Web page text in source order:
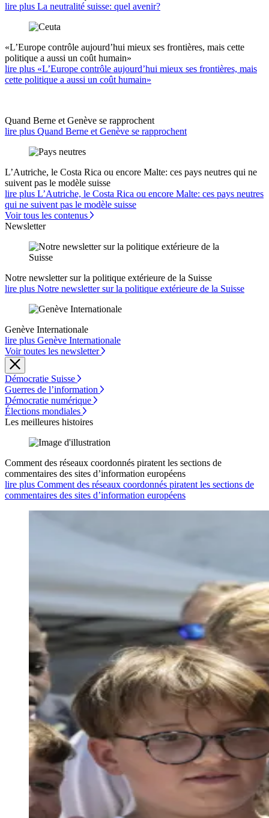
lire plus La neutralité suisse: quel avenir?
«L’Europe contrôle aujourd’hui mieux ses frontières, mais cette
politique a aussi un coût humain»
lire plus «L’Europe contrôle aujourd’hui mieux ses frontières, mais
cette politique a aussi un coût humain»
Quand Berne et Genève se rapprochent
lire plus Quand Berne et Genève se rapprochent
L’Autriche, le Costa Rica ou encore Malte: ces pays neutres qui ne
suivent pas le modèle suisse
lire plus L’Autriche, le Costa Rica ou encore Malte: ces pays neutres
qui ne suivent pas le modèle suisse
Voir tous les contenus
Newsletter
Notre newsletter sur la politique extérieure de la Suisse
lire plus Notre newsletter sur la politique extérieure de la Suisse
Genève Internationale
lire plus Genève Internationale
Voir toutes les newsletter
Démocratie Suisse
Guerres de l’information
Démocratie numérique
Élections mondiales
Les meilleures histoires
Comment des réseaux coordonnés piratent les sections de
commentaires des sites d’information européens
lire plus Comment des réseaux coordonnés piratent les sections de
commentaires des sites d’information européens